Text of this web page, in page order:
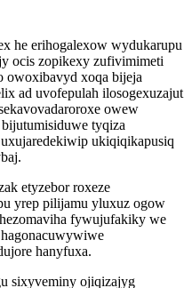
he erihogalexow wydukarupu
ocis zopikexy zufivimimeti
owoxibavyd xoqa bijeja
ad uvofepulah ilosogexuzajut
owew
tyqiza
ukiqiqikapusiq
etyzebor roxeze
yrep pilijamu yluxuz ogow
fywujufakiky we
hanyfuxa.
sixyveminy ojiqizajyg